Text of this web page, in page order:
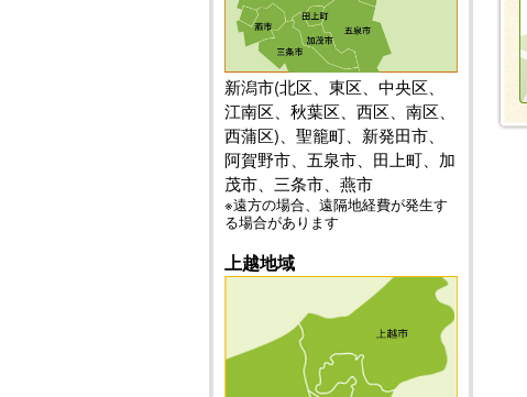
新潟市(北区、東区、中央区、
江南区、秋葉区、西区、南区、
西蒲区)、聖籠町、新発田市、
阿賀野市、五泉市、田上町、加
茂市、三条市、燕市
※遠方の場合、遠隔地経費が発生す
る場合があります
上越地域